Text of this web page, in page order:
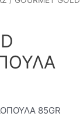
85GR